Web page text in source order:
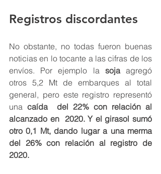
Registros discordantes
No obstante, no todas fueron buenas
noticias en lo tocante a las cifras de los
envíos. Por ejemplo la soja agregó
otros 5,2 Mt de embarques al total
general, pero este registro representó
una caída  del 22% con relación al
alcanzado en  2020. Y el girasol sumó
otro 0,1 Mt, dando lugar a una merma
del 26% con relación al registro de
2020.